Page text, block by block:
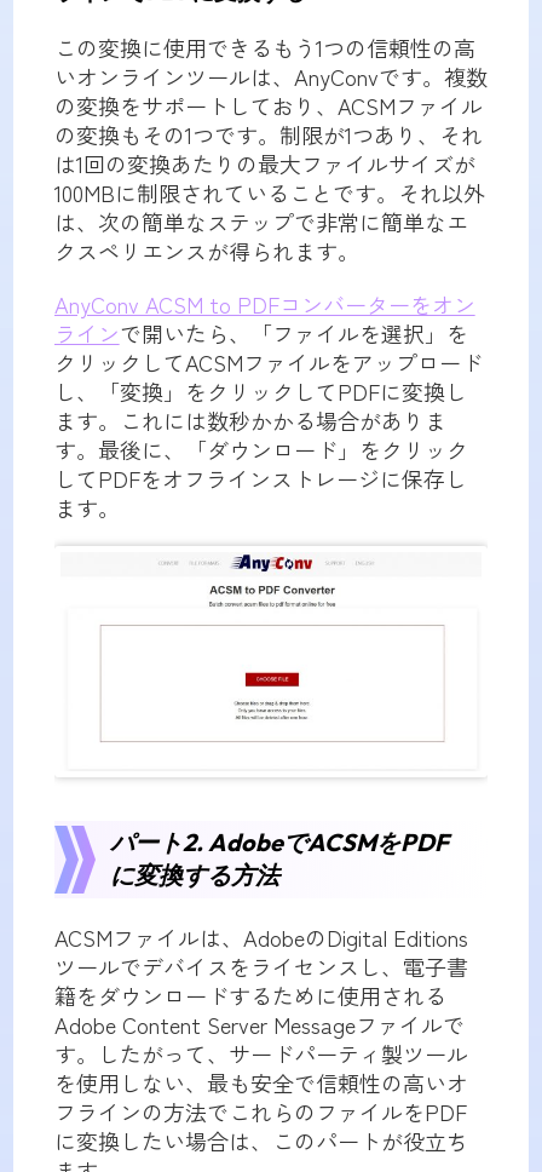
この変換に使用できるもう1つの信頼性の高
いオンラインツールは、AnyConvです。複数
の変換をサポートしており、ACSMファイル
の変換もその1つです。制限が1つあり、それ
は1回の変換あたりの最大ファイルサイズが
100MBに制限されていることです。それ以外
は、次の簡単なステップで非常に簡単なエ
クスペリエンスが得られます。
AnyConv ACSM to PDFコンバーターをオン
ラインで開いたら、「ファイルを選択」を
クリックしてACSMファイルをアップロード
し、「変換」をクリックしてPDFに変換し
ます。これには数秒かかる場合がありま
す。最後に、「ダウンロード」をクリック
してPDFをオフラインストレージに保存し
ます。
パート2. AdobeでACSMをPDF
に変換する方法
ACSMファイルは、AdobeのDigital Editions
ツールでデバイスをライセンスし、電子書
籍をダウンロードするために使用される
Adobe Content Server Messageファイルで
す。したがって、サードパーティ製ツール
を使用しない、最も安全で信頼性の高いオ
フラインの方法でこれらのファイルをPDF
に変換したい場合は、このパートが役立ち